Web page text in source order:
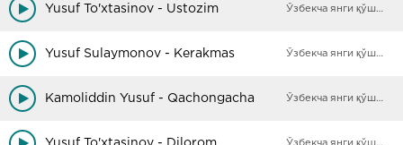
Yusuf To'xtasinov - Ustozim Ўзбекча янги қўшиқлар
Yusuf Sulaymonov - Kerakmas Ўзбекча янги қўшиқлар
Kamoliddin Yusuf - Qachongacha Ўзбекча янги қўшиқлар
Ўзбекча янги қўшиқлар